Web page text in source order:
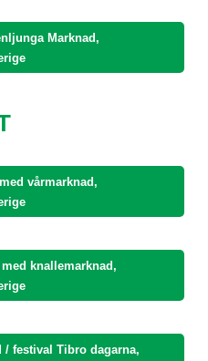
Marknad,
vårmarknad,
knallemarknad,
festival Tibro dagarna,